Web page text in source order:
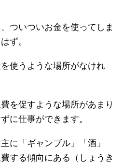
ついついお金を使ってしま
ず。
使うような場所がなけれ
を促すような場所があまり
に仕事ができます。
に「ギャンブル」「酒」
する傾向にある（しょうき